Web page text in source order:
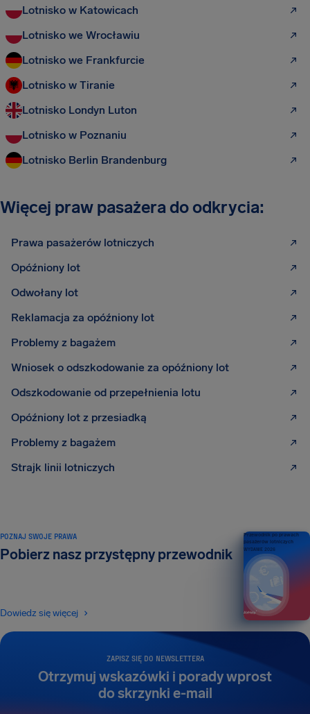
Lotnisko w Katowicach
Lotnisko we Wrocławiu
Lotnisko we Frankfurcie
Lotnisko w Tiranie
Lotnisko Londyn Luton
Lotnisko w Poznaniu
Lotnisko Berlin Brandenburg
Więcej praw pasażera do odkrycia:
Prawa pasażerów lotniczych
Opóźniony lot
Odwołany lot
Reklamacja za opóźniony lot
Problemy z bagażem
Wniosek o odszkodowanie za opóźniony lot
Odszkodowanie od przepełnienia lotu
Opóźniony lot z przesiadką
Problemy z bagażem
Strajk linii lotniczych
ZAPISZ SIĘ DO NEWSLETTERA
Otrzymuj wskazówki i porady wprost
do skrzynki e-mail
POZNAJ SWOJE PRAWA
Pobierz nasz przystępny przewodnik
Dowiedz się więcej
Przewodnik po prawach
pasażerów lotniczych
WYDANIE 2026